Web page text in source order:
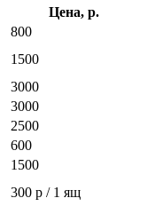
Цена, р.
800
1500
3000
3000
2500
600
1500
300 р / 1 ящ